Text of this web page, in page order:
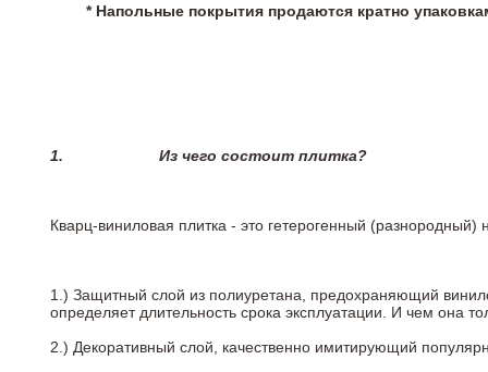
* Напольные покрытия продаются кратно
1. Из чего состоит плитка?
Кварц-виниловая плитка - это гетерогенный
1.) Защитный слой из полиуретана, предохраняющий
определяет длительность срока эксплуатации. И чем она
2.) Декоративный слой, качественно имитирующий